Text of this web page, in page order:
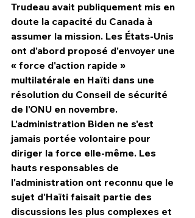
Trudeau avait publiquement mis en
doute la capacité du Canada à
assumer la mission. Les États-Unis
ont d'abord proposé d'envoyer une
« force d'action rapide »
multilatérale en Haïti dans une
résolution du Conseil de sécurité
de l'ONU en novembre.
L'administration Biden ne s'est
jamais portée volontaire pour
diriger la force elle-même. Les
hauts responsables de
l'administration ont reconnu que le
sujet d'Haïti faisait partie des
discussions les plus complexes et